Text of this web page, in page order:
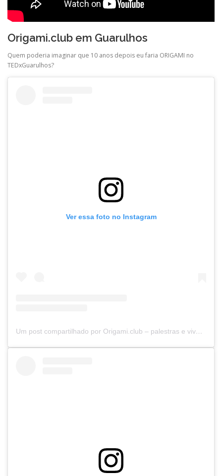
Origami.club em Guarulhos
Quem poderia imaginar que 10 anos depois eu faria ORIGAMI no
TEDxGuarulhos?
Ver essa foto no Instagram
Um post compartilhado por Origami.club – palestras e vivências (@origamiclubbr)